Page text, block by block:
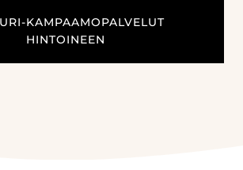
KAMPAAMOPALVELUT
HINTOINEEN